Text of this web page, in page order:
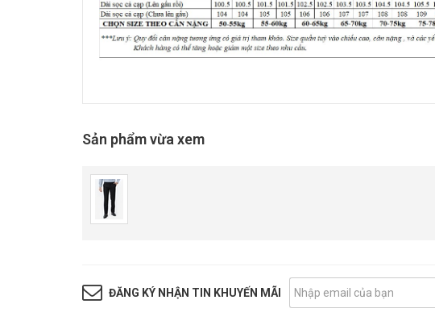
Sản phẩm vừa xem
ĐĂNG KÝ NHẬN TIN KHUYẾN MÃI